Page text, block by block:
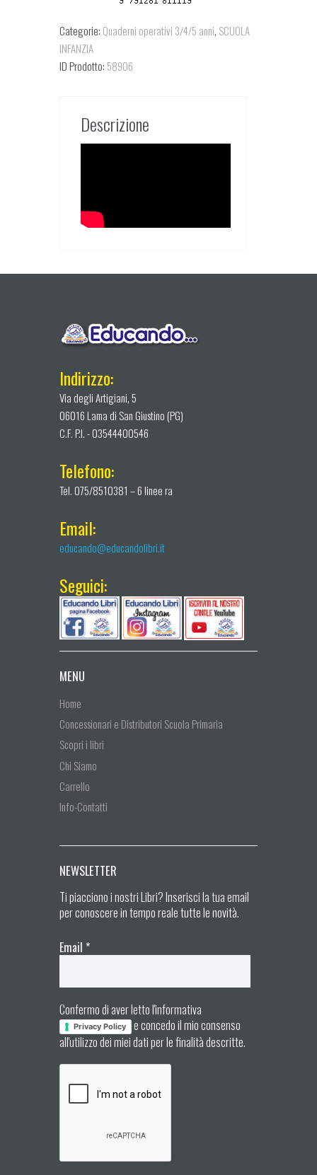
Categorie: Quaderni operativi 3/4/5 anni, SCUOLA
INFANZIA
ID Prodotto: 58906
Descrizione
Indirizzo:
Via degli Artigiani, 5
06016 Lama di San Giustino (PG)
C.F. P.I. - 03544400546
Telefono:
Tel. 075/8510381 – 6 linee ra
Email:
educando@educandolibri.it
Seguici:
MENU
Home
Concessionari e Distributori Scuola Primaria
Scopri i libri
Chi Siamo
Carrello
Info-Contatti
NEWSLETTER
Ti piacciono i nostri Libri? Inserisci la tua email
per conoscere in tempo reale tutte le novità.
Email *
Confermo di aver letto l'informativa
Privacy Policy
e concedo il mio consenso
all'utilizzo dei miei dati per le finalità descritte.